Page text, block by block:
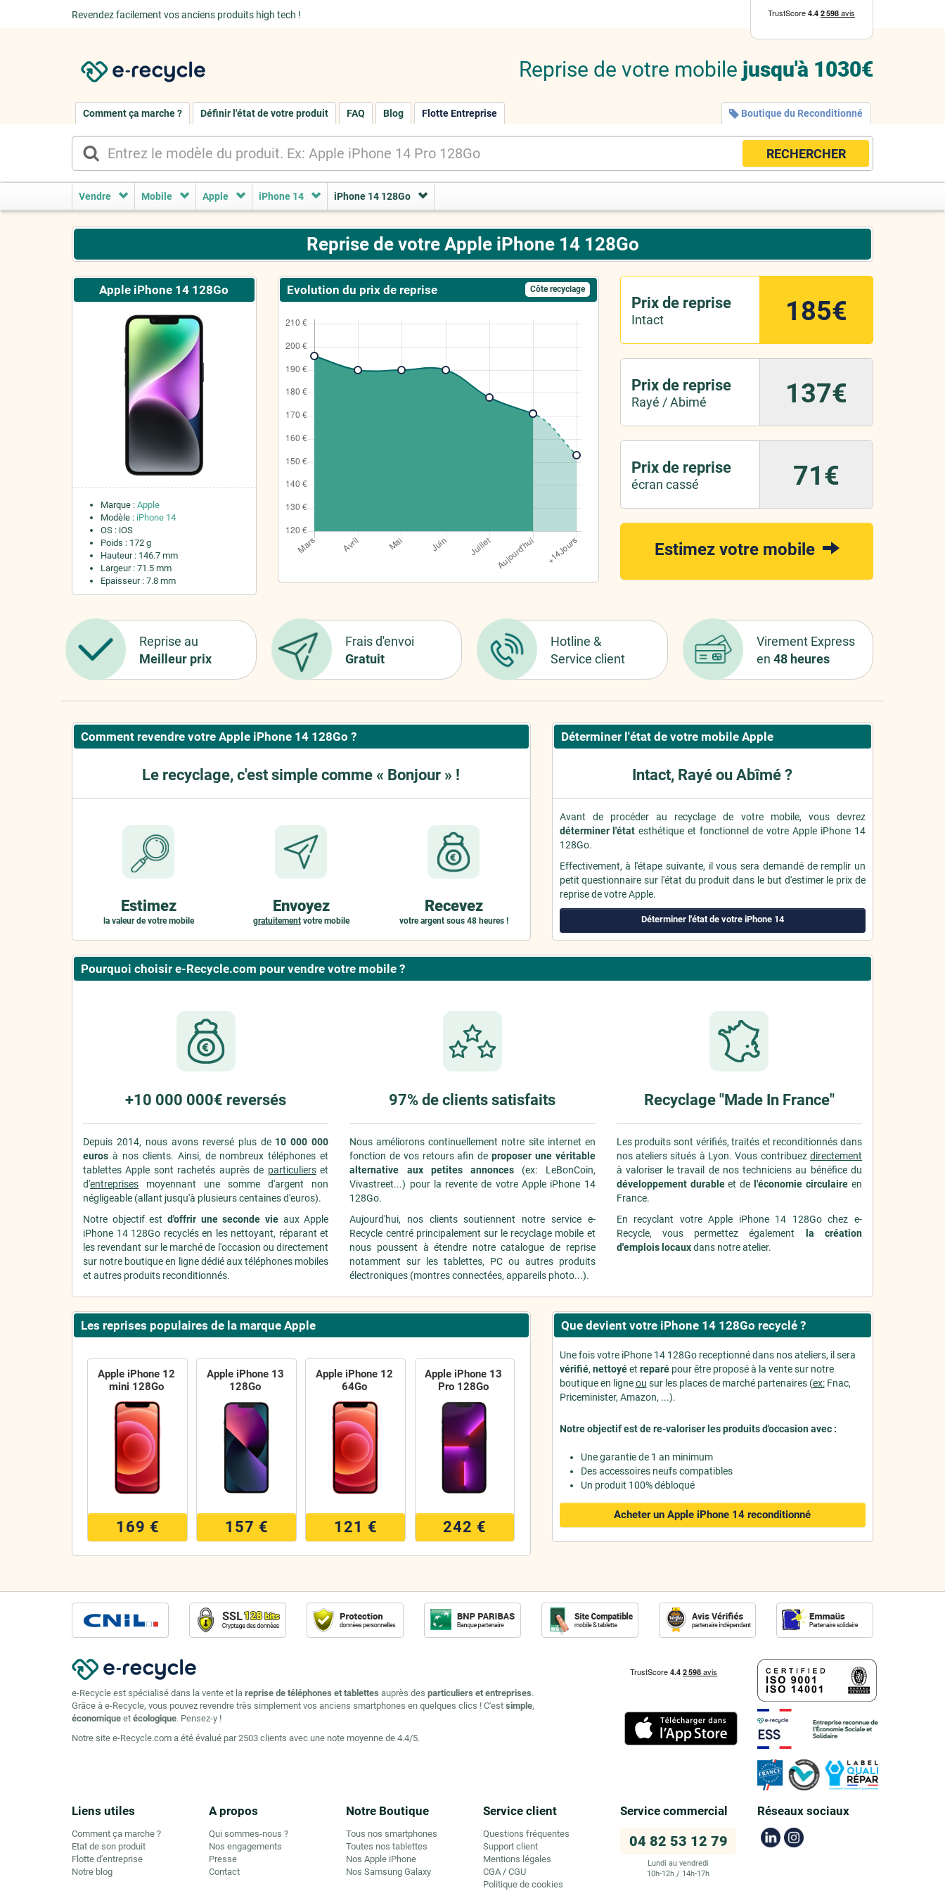
Revendez facilement vos anciens produits high tech !
Reprise de votre mobile jusqu'à 1030€
Comment ça marche ? Définir l'état de votre produit FAQ Blog Flotte Entreprise Boutique du Reconditionné
RECHERCHER
Vendre Mobile Apple iPhone 14 iPhone 14 128Go
Reprise de votre Apple iPhone 14 128Go
Apple iPhone 14 128Go
Marque : Apple
Modèle : iPhone 14
OS : iOS
Poids : 172 g
Hauteur : 146.7 mm
Largeur : 71.5 mm
Epaisseur : 7.8 mm
Evolution du prix de reprise Côte recyclage
Prix de reprise
Intact 185€
Prix de reprise
Rayé / Abimé 137€
Prix de reprise
écran cassé 71€
Estimez votre mobile
Reprise au
Meilleur prix
Frais d'envoi
Gratuit
Hotline &
Service client
Virement Express
en 48 heures
Comment revendre votre Apple iPhone 14 128Go ?
Le recyclage, c'est simple comme « Bonjour » !
Estimez
la valeur de votre mobile
Envoyez
gratuitementvotre mobile
Recevez
votre argent sous 48 heures !
Déterminer l'état de votre mobile Apple
Intact, Rayé ou Abîmé ?
Avant de procéder au recyclage de votre mobile, vous devrez
déterminer l'état esthétique et fonctionnel de votre Apple iPhone 14
128Go.
Effectivement, à l'étape suivante, il vous sera demandé de remplir un
petit questionnaire sur l'état du produit dans le but d'estimer le prix de
reprise de votre Apple.
Déterminer l'état de votre iPhone 14
Pourquoi choisir e-Recycle.com pour vendre votre mobile ?
+10 000 000€ reversés
Depuis 2014, nous avons reversé plus de 10 000 000
euros à nos clients. Ainsi, de nombreux téléphones et
tablettes Apple sont rachetés auprès de particulierset
d'entreprises moyennant une somme d'argent non
négligeable (allant jusqu'à plusieurs centaines d'euros).
Notre objectif est d'offrir une seconde vie aux Apple
iPhone 14 128Go recyclés en les nettoyant, réparant et
les revendant sur le marché de l'occasion ou directement
sur notre boutique en ligne dédié aux téléphones mobiles
et autres produits reconditionnés.
97% de clients satisfaits
Nous améliorons continuellement notre site internet en
fonction de vos retours afin deproposer une véritable
alternative aux petites annonces (ex: LeBonCoin,
Vivastreet...) pour la revente de votre Apple iPhone 14
128Go.
Aujourd'hui, nos clients soutiennent notre service e-
Recycle centré principalement sur le recyclage mobile et
nous poussent à étendre notre catalogue de reprise
notamment sur les tablettes, PC ou autres produits
électroniques (montres connectées, appareils photo...).
Recyclage "Made In France"
Les produits sont vérifiés, traités et reconditionnés dans
nos ateliers situés à Lyon. Vous contribuez directement
à valoriser le travail de nos techniciens au bénéfice du
développement durableet de l'économie circulaire en
France.
En recyclant votre Apple iPhone 14 128Go chez e-
Recycle, vous permettez également
la création
d'emplois locauxdans notre atelier.
Les reprises populaires de la marque Apple
Apple iPhone 12
mini 128Go
169 €
Apple iPhone 13
128Go
157 €
Apple iPhone 12
64Go
121 €
Apple iPhone 13
Pro 128Go
242 €
Que devient votre iPhone 14 128Go recyclé ?
Une fois votre iPhone 14 128Go receptionné dans nos ateliers, il sera
vérifié, nettoyéet reparépour être proposé à la vente sur notre
boutique en ligneou sur les places de marché partenaires (ex:Fnac,
Priceminister, Amazon, ...).
Notre objectif est de re-valoriser les produits d'occasion avec :
Une garantie de 1 an minimum
Des accessoires neufs compatibles
Un produit 100% débloqué
Acheter un Apple iPhone 14reconditionné
e-Recycle est spécialisé dans la vente et la reprise de téléphones et tablettes auprès des particuliers et entreprises.
Grâce à e-Recycle, vous pouvez revendre très simplement vos anciens smartphones en quelques clics ! C'est simple,
économique et écologique. Pensez-y !
Notre site e-Recycle.com a été évalué par 2503 clients avec une note moyenne de 4.4/5.
Liens utiles
Comment ça marche ?
Etat de son produit
Flotte d'entreprise
Notre blog
A propos
Qui sommes-nous ?
Nos engagements
Presse
Contact
Notre Boutique
Tous nos smartphones
Toutes nos tablettes
Nos Apple iPhone
Nos Samsung Galaxy
Service client
Questions fréquentes
Support client
Mentions légales
CGA / CGU
Politique de cookies
Service commercial
04 82 53 12 79
Lundi au vendredi
10h-12h / 14h-17h
Réseaux sociaux